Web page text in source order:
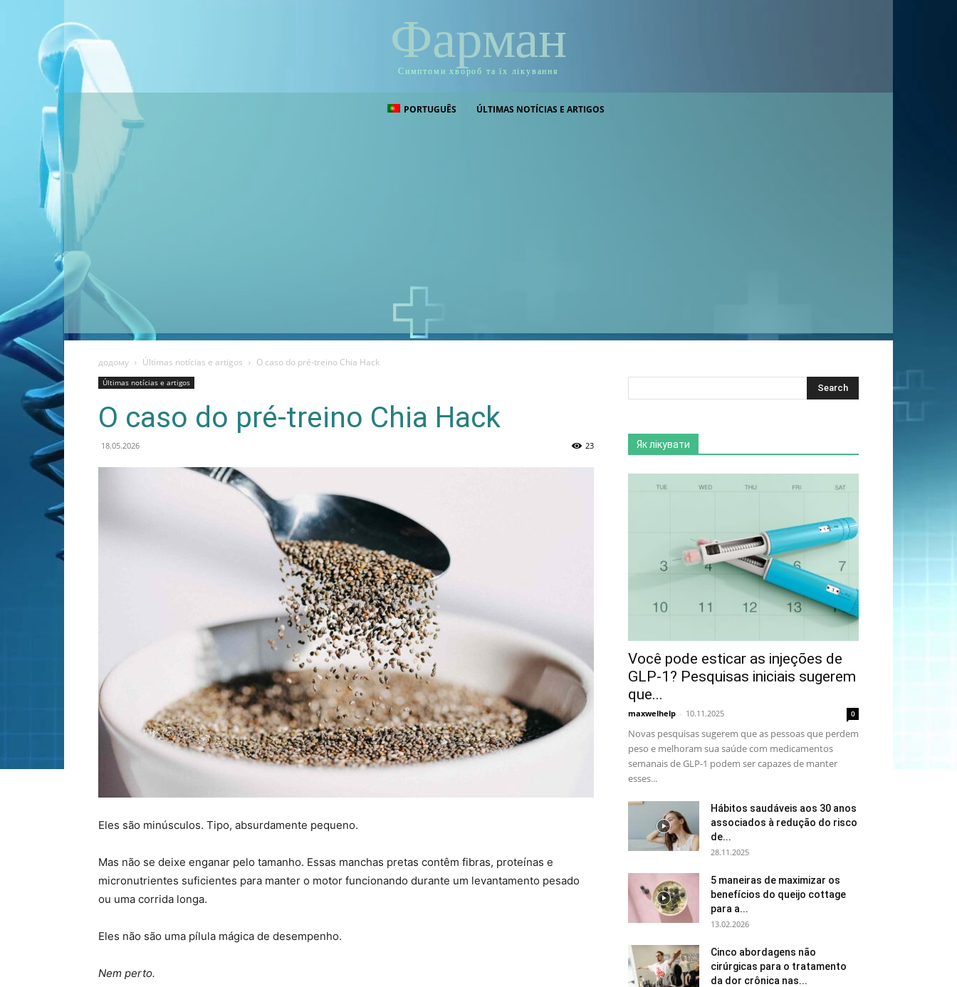
Фарман
Симптоми хвороб та їх лікування
PORTUGUÊS ÚLTIMAS NOTÍCIAS E ARTIGOS
додому Últimas notícias e artigos O caso do pré-treino Chia Hack
Últimas notícias e artigos
O caso do pré-treino Chia Hack
18.05.2026 23
Eles são minúsculos. Tipo, absurdamente pequeno.
Mas não se deixe enganar pelo tamanho. Essas manchas pretas contêm fibras, proteínas e
micronutrientes suficientes para manter o motor funcionando durante um levantamento pesado
ou uma corrida longa.
Eles não são uma pílula mágica de desempenho.
Nem perto.
Як лікувати
Você pode esticar as injeções de
GLP-1? Pesquisas iniciais sugerem
que...
maxwelhelp - 10.11.2025 0
Novas pesquisas sugerem que as pessoas que perdem
peso e melhoram sua saúde com medicamentos
semanais de GLP-1 podem ser capazes de manter
esses...
Hábitos saudáveis aos 30 anos
associados à redução do risco
de...
28.11.2025
5 maneiras de maximizar os
benefícios do queijo cottage
para a...
13.02.2026
Cinco abordagens não
cirúrgicas para o tratamento
da dor crônica nas...